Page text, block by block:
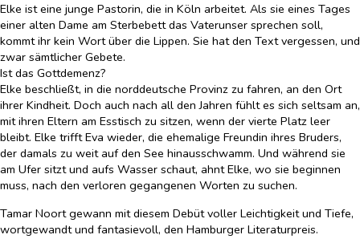
Elke ist eine junge Pastorin, die in Köln arbeitet. Als sie eines Tages
einer alten Dame am Sterbebett das Vaterunser sprechen soll,
kommt ihr kein Wort über die Lippen. Sie hat den Text vergessen, und
zwar sämtlicher Gebete.
Ist das Gottdemenz?
Elke beschließt, in die norddeutsche Provinz zu fahren, an den Ort
ihrer Kindheit. Doch auch nach all den Jahren fühlt es sich seltsam an,
mit ihren Eltern am Esstisch zu sitzen, wenn der vierte Platz leer
bleibt. Elke trifft Eva wieder, die ehemalige Freundin ihres Bruders,
der damals zu weit auf den See hinausschwamm. Und während sie
am Ufer sitzt und aufs Wasser schaut, ahnt Elke, wo sie beginnen
muss, nach den verloren gegangenen Worten zu suchen.
Tamar Noort gewann mit diesem Debüt voller Leichtigkeit und Tiefe,
wortgewandt und fantasievoll, den Hamburger Literaturpreis.